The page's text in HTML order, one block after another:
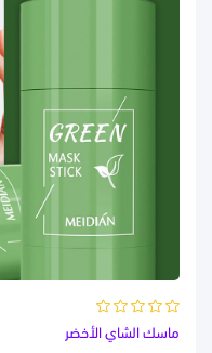
ماسك الشاي الأخضر